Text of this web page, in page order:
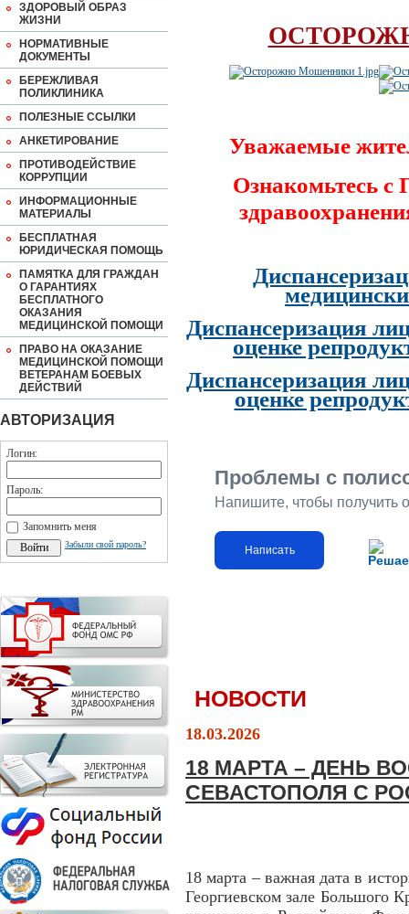
ЗДОРОВЫЙ ОБРАЗ
ЖИЗНИ
НОРМАТИВНЫЕ
ДОКУМЕНТЫ
БЕРЕЖЛИВАЯ
ПОЛИКЛИНИКА
ПОЛЕЗНЫЕ ССЫЛКИ
АНКЕТИРОВАНИЕ
ПРОТИВОДЕЙСТВИЕ
КОРРУПЦИИ
ИНФОРМАЦИОННЫЕ
МАТЕРИАЛЫ
БЕСПЛАТНАЯ
ЮРИДИЧЕСКАЯ ПОМОЩЬ
ПАМЯТКА ДЛЯ ГРАЖДАН
О ГАРАНТИЯХ
БЕСПЛАТНОГО
ОКАЗАНИЯ
МЕДИЦИНСКОЙ ПОМОЩИ
ПРАВО НА ОКАЗАНИЕ
МЕДИЦИНСКОЙ ПОМОЩИ
ВЕТЕРАНАМ БОЕВЫХ
ДЕЙСТВИЙ
АВТОРИЗАЦИЯ
Логин:
Пароль:
Запомнить меня
Забыли свой пароль?
Уважаемые
Ознакомьтесь
Диспансеризация
оценке
Диспансеризация
оценке
Проблемы с
Напишите, чтобы получить
Написать
НОВОСТИ
18.03.2026
18 МАРТА – ДЕНЬ
СЕВАСТОПОЛЯ С
18 марта – важная дата в
Георгиевском зале Большого